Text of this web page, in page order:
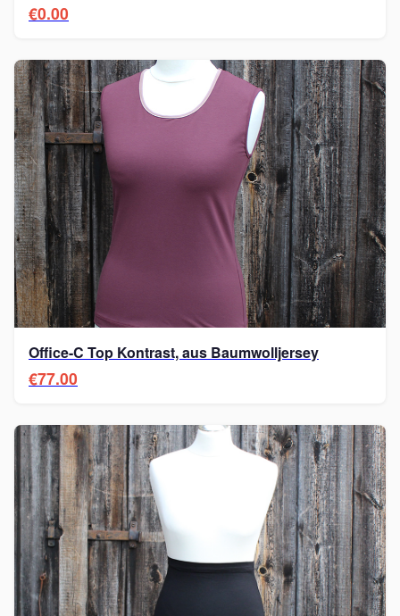
€0.00
Office-C Top Kontrast, aus Baumwolljersey
€77.00